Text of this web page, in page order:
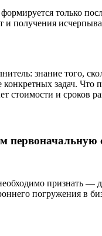
только
и получения
знание того,
задач. Что
стоимости и сроков
первоначальную
признать —
погружения в